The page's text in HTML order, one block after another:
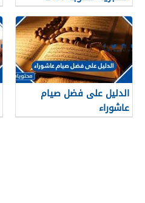
الدليل على فضل صيام
عاشوراء